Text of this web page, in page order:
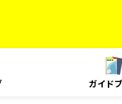
ガイド